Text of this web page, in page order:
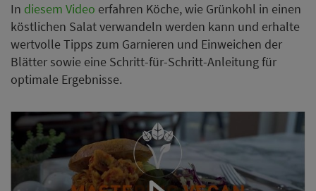
In diesem Video erfahren Köche, wie Grünkohl in einen
köstlichen Salat verwandeln werden kann und erhalte
wertvolle Tipps zum Garnieren und Einweichen der
Blätter sowie eine Schritt-für-Schritt-Anleitung für
optimale Ergebnisse.